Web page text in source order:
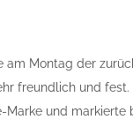
am Montag der
freundlich und
Marke und markierte